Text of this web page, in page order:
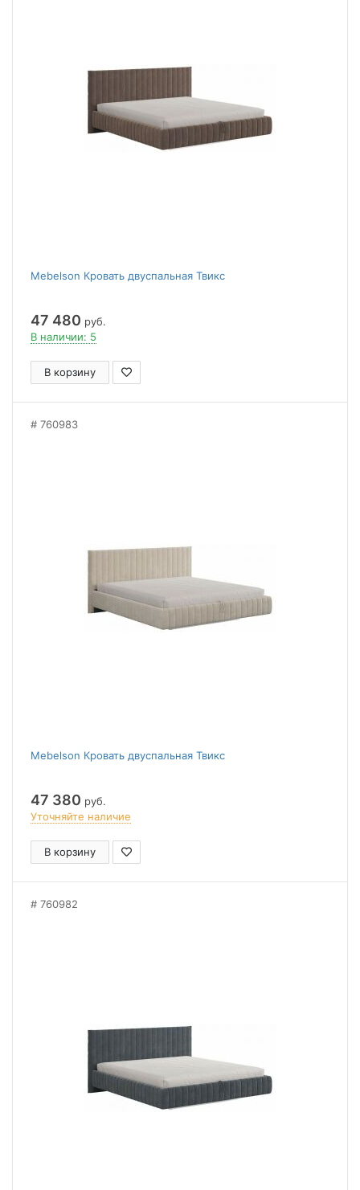
Mebelson Кровать двуспальная Твикс
47 480 руб.
В наличии: 5
В корзину
760983
Mebelson Кровать двуспальная Твикс
47 380 руб.
Уточняйте наличие
В корзину
760982